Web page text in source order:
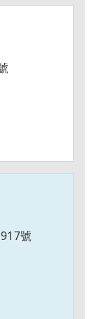
號